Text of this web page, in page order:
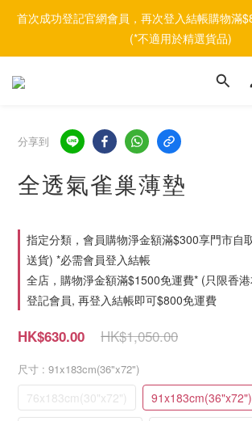
首次成功登記官網會員，再次登入結帳購物滿
(*不適用於精選貨品)
分享到
全透氣雀巢薄墊
指定分類，會員購物淨金額滿$300享門市自
送貨) *必需會員登入結帳
全店，購物淨金額滿$1500免運費* (只限香
登記會員, 再登入結帳即可$800免運費
HK$1,050.00
HK$630.00
尺寸 : 91x183cm(36"x72")
76x183cm(30"x72")
91x183cm(36"x72")